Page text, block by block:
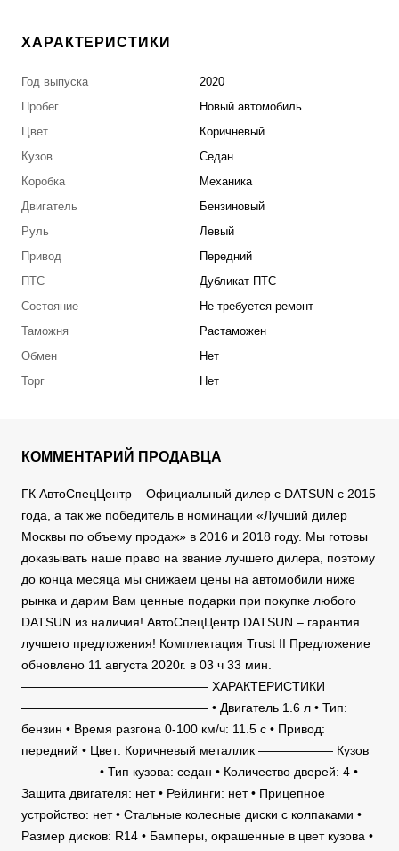
ХАРАКТЕРИСТИКИ
Год выпуска
2020
Пробег
Новый автомобиль
Цвет
Коричневый
Кузов
Седан
Коробка
Механика
Двигатель
Бензиновый
Руль
Левый
Привод
Передний
ПТС
Дубликат ПТС
Состояние
Не требуется ремонт
Таможня
Растаможен
Обмен
Нет
Торг
Нет
КОММЕНТАРИЙ ПРОДАВЦА
ГК АвтоСпецЦентр – Официальный дилер с DATSUN с 2015
года, а так же победитель в номинации «Лучший дилер
Москвы по объему продаж» в 2016 и 2018 году. Мы готовы
доказывать наше право на звание лучшего дилера, поэтому
до конца месяца мы снижаем цены на автомобили ниже
рынка и дарим Вам ценные подарки при покупке любого
DATSUN из наличия! АвтоСпецЦентр DATSUN – гарантия
лучшего предложения! Комплектация Trust II Предложение
обновлено 11 августа 2020г. в 03 ч 33 мин.
——————————————— ХАРАКТЕРИСТИКИ
——————————————— • Двигатель 1.6 л • Тип:
бензин • Время разгона 0-100 км/ч: 11.5 c • Привод:
передний • Цвет: Коричневый металлик —————— Кузов
—————— • Тип кузова: седан • Количество дверей: 4 •
Защита двигателя: нет • Рейлинги: нет • Прицепное
устройство: нет • Стальные колесные диски с колпаками •
Размер дисков: R14 • Бамперы, окрашенные в цвет кузова •